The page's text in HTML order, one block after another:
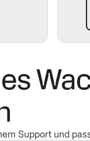
Support und